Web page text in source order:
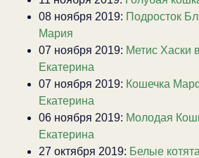
08 ноября 2019: Подросток
Мария
07 ноября 2019: Метис Хаски
Екатерина
07 ноября 2019: Кошечка
Екатерина
06 ноября 2019: Молодая
Екатерина
27 октября 2019: Белые